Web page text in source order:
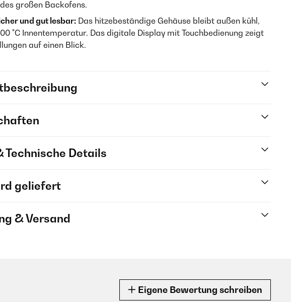
großen Backofens.
und gut lesbar: Das hitzebeständige Gehäuse bleibt außen kühl,
°C Innentemperatur. Das digitale Display mit Touchbedienung zeigt
auf einen Blick.
Technische Details
geliefert
& Versand
Eigene Bewertung schreiben